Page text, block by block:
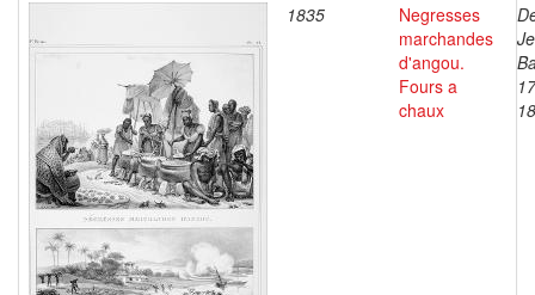
1835
Negresses
marchandes
d'angou.
Fours a
chaux